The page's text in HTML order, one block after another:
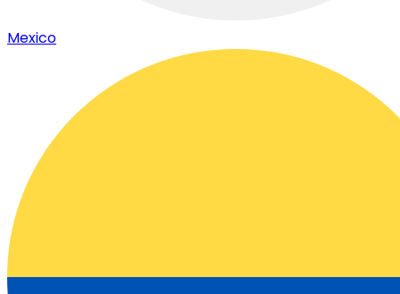
Mexico